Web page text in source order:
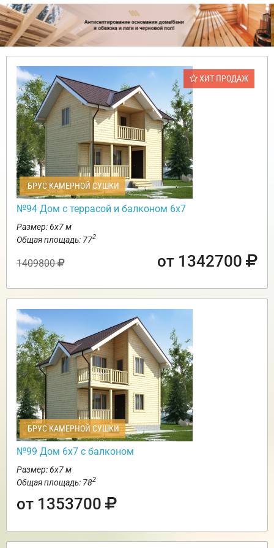
ХИТ ПРОДАЖ
БРУС КАМЕРНОЙ СУШКИ
№94 Дом с террасой и балконом 6х7
Размер: 6х7 м
Общая площадь: 772
1409800 от 1342700
БРУС КАМЕРНОЙ СУШКИ
№99 Дом 6х7 с балконом
Размер: 6х7 м
Общая площадь: 782
от 1353700